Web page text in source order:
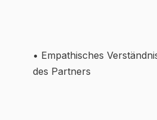
• Empathisches
des Partners